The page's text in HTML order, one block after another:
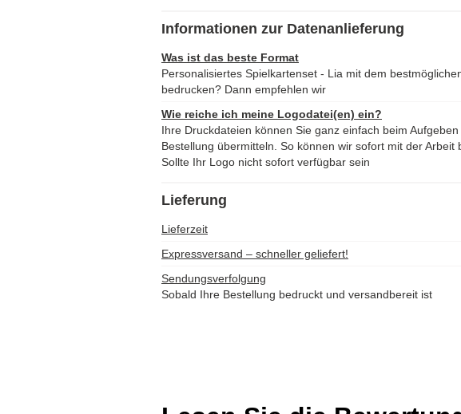
Informationen zur Datenanlieferung
Was ist das beste Format
Personalisiertes Spielkartenset - Lia mit dem
bedrucken? Dann empfehlen wir
Wie reiche ich meine Logodatei(en) ein?
Ihre Druckdateien können Sie ganz einfach beim
Bestellung übermitteln. So können wir sofort mit der Arbeit
Sollte Ihr Logo nicht sofort verfügbar sein
Lieferung
Lieferzeit
Expressversand – schneller geliefert!
Sendungsverfolgung
Sobald Ihre Bestellung bedruckt und versandbereit ist